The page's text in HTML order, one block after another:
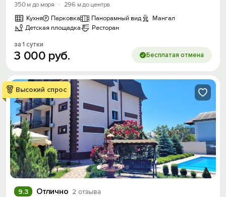
350 м до моря
· 296 м до центра
Кухня
Парковка Панорамный вид
Мангал
Детская площадка
Ресторан
за 1 сутки
3 000 руб. Бесплатая отмена
Высокий спрос
Отлично 2 отзыва
9.3